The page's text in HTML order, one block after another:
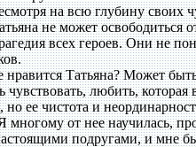
на всю глубину своих
не может освободиться
всех героев. Они не
Татьяна? Может
чувствовать, любить,
но ее чистота и
многому от нее научилась,
подругами, и мне